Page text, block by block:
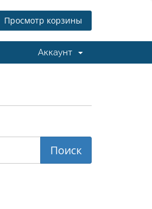
Просмотр корзины
Аккаунт